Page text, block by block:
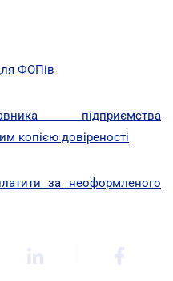
ФОПів
підприємства
копією довіреності
за неоформленого